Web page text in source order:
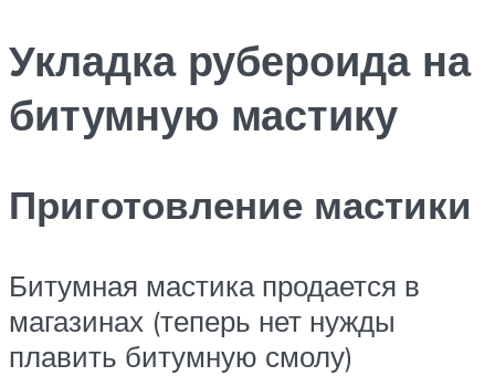
Укладка рубероида на
битумную мастику
Приготовление мастики
Битумная мастика продается в
магазинах (теперь нет нужды
плавить битумную смолу)